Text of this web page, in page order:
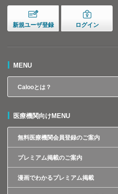
新規ユーザ登録 ログイン
MENU
Calooとは？
医療機関向けMENU
無料医療機関会員登録のご案内
プレミアム掲載のご案内
漫画でわかるプレミアム掲載